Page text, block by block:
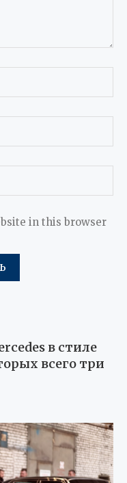
in this browser
в стиле
всего три